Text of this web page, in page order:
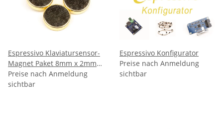
Espressivo Klaviatursensor-
Magnet Paket 8mm x 2mm -
VE 200Stk.
Preise nach Anmeldung
sichtbar
Espressivo Konfigurator
Preise nach Anmeldung
sichtbar